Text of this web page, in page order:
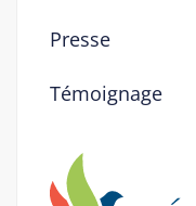
Presse
Témoignage